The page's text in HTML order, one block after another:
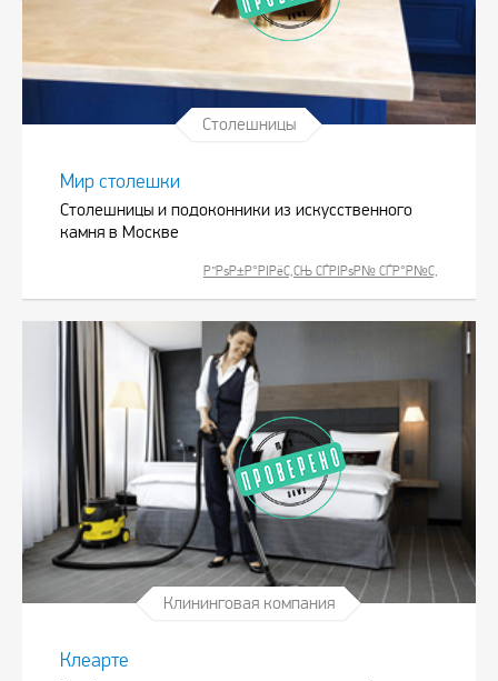
Столешницы
Мир столешки
Столешницы и подоконники из искусственного
камня в Москве
Р”РѕР±Р°РІРёС‚СЊ СЃРІРѕР№ СЃР°Р№С‚
Клининговая компания
Клеарте